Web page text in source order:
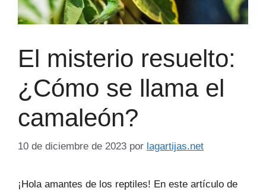
El misterio resuelto:
¿Cómo se llama el
camaleón?
10 de diciembre de 2023 por lagartijas.net
¡Hola amantes de los reptiles! En este artículo de